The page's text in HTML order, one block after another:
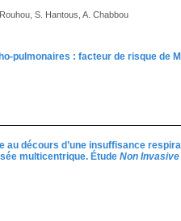
S. Hantous, A. Chabbou
pulmonaires : facteur de risque de
au décours d’une insuffisance
multicentrique. Étude Non